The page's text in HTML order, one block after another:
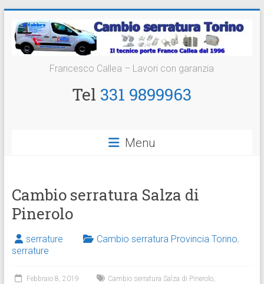
contenuto
Cambio
Serratura
Francesco Callea – Lavori con garanzia
Tel 331 9899963
Menu
Cambio serratura Salza di
Pinerolo
serrature Cambio serratura Provincia Torino,
serrature
Febbraio 8, 2019 Cambio serratura Salza di Pinerolo,